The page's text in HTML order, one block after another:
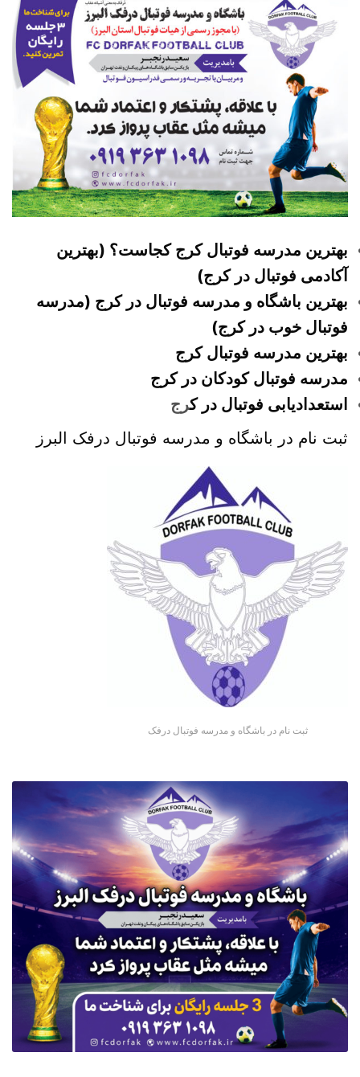
بهترین مدرسه فوتبال کرج کجاست؟ (بهترین
آکادمی فوتبال در کرج)
بهترین باشگاه و مدرسه فوتبال در کرج (مدرسه
فوتبال خوب در کرج)
بهترین مدرسه فوتبال کرج
مدرسه فوتبال کودکان در کرج
استعدادیابی فوتبال در کرج
ثبت نام در باشگاه و مدرسه فوتبال درفک البرز
ثبت نام در باشگاه و مدرسه فوتبال درفک